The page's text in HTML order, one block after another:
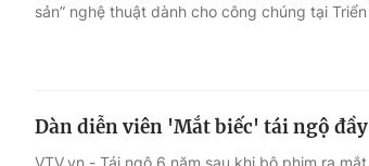
sản” nghệ thuật dành cho công chúng tại
Dàn diễn viên 'Mắt biếc' tái ngộ
VTV.vn - Tái ngộ 6 năm sau khi bộ phim ra